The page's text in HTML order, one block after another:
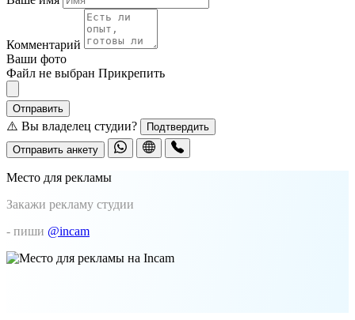
Комментарий
Ваши фото
Файл не выбран Прикрепить
Отправить
⚠️ Вы владелец студии?
Подтвердить
Отправить анкету
Место для рекламы
Закажи рекламу студии
- пиши @incam